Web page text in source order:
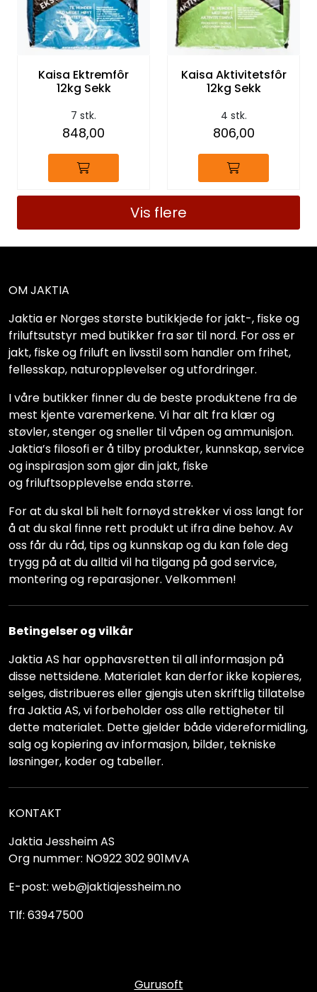
Kaisa Ektremfôr
12kg Sekk
7 stk.
848,00
Kaisa Aktivitetsfôr
12kg Sekk
4 stk.
806,00
Vis flere
OM JAKTIA
Jaktia er Norges største butikkjede for jakt-, fiske og
friluftsutstyr med butikker fra sør til nord. For oss er
jakt, fiske og friluft en livsstil som handler om frihet,
fellesskap, naturopplevelser og utfordringer.
I våre butikker finner du de beste produktene fra de
mest kjente varemerkene. Vi har alt fra klær og
støvler, stenger og sneller til våpen og ammunisjon.
Jaktia’s filosofi er å tilby produkter, kunnskap, service
og inspirasjon som gjør din jakt, fiske
og friluftsopplevelse enda større.
For at du skal bli helt fornøyd strekker vi oss langt for
å at du skal finne rett produkt ut ifra dine behov. Av
oss får du råd, tips og kunnskap og du kan føle deg
trygg på at du alltid vil ha tilgang på god service,
montering og reparasjoner. Velkommen!
Betingelser og vilkår
Jaktia AS har opphavsretten til all informasjon på
disse nettsidene. Materialet kan derfor ikke kopieres,
selges, distribueres eller gjengis uten skriftlig tillatelse
fra Jaktia AS, vi forbeholder oss alle rettigheter til
dette materialet. Dette gjelder både videreformidling,
salg og kopiering av informasjon, bilder, tekniske
løsninger, koder og tabeller.
KONTAKT
Jaktia Jessheim AS
Org nummer: NO922 302 901MVA
E-post: web@jaktiajessheim.no
Tlf: 63947500
Gurusoft